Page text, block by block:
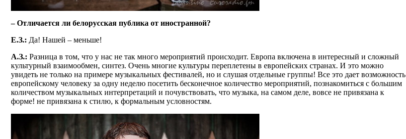
– Отличается ли белорусская публика от иностранной?
Е.З.: Да! Нашей – меньше!
А.З.: Разница в том, что у нас не так много мероприятий происходит. Европа включена в интересный и сложный
культурный взаимообмен, синтез. Очень многие культуры переплетены в европейских странах. И это можно
увидеть не только на примере музыкальных фестивалей, но и слушая отдельные группы! Все это дает возможность
европейскому человеку за одну неделю посетить бесконечное количество мероприятий, познакомиться с большим
количеством музыкальных интерпретаций и почувствовать, что музыка, на самом деле, вовсе не привязана к
форме! не привязана к стилю, к формальным условностям.